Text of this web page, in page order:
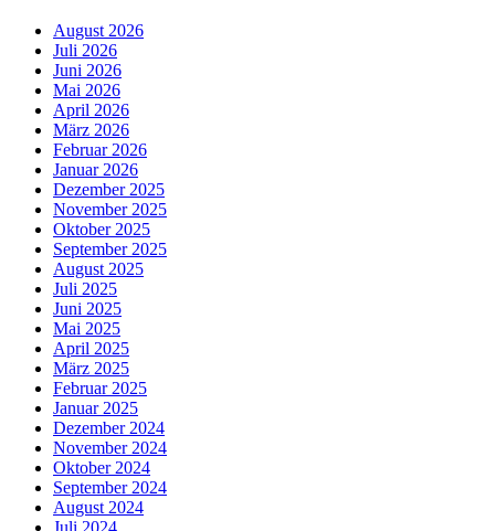
August 2026
Juli 2026
Juni 2026
Mai 2026
April 2026
März 2026
Februar 2026
Januar 2026
Dezember 2025
November 2025
Oktober 2025
September 2025
August 2025
Juli 2025
Juni 2025
Mai 2025
April 2025
März 2025
Februar 2025
Januar 2025
Dezember 2024
November 2024
Oktober 2024
September 2024
August 2024
Juli 2024